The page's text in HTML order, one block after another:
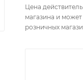
Цена
магазина и может
розничных